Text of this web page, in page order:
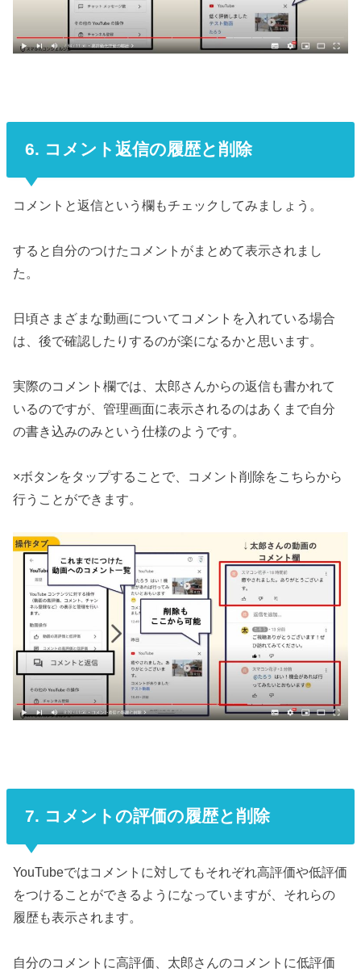
6. コメント返信の履歴と削除
コメントと返信という欄もチェックしてみましょう。
すると自分のつけたコメントがまとめて表示されまし
た。
日頃さまざまな動画についてコメントを入れている場合
は、後で確認したりするのが楽になるかと思います。
実際のコメント欄では、太郎さんからの返信も書かれて
いるのですが、管理画面に表示されるのはあくまで自分
の書き込みのみという仕様のようです。
×ボタンをタップすることで、コメント削除をこちらから
行うことができます。
7. コメントの評価の履歴と削除
YouTubeではコメントに対してもそれぞれ高評価や低評価
をつけることができるようになっていますが、それらの
履歴も表示されます。
自分のコメントに高評価、太郎さんのコメントに低評価